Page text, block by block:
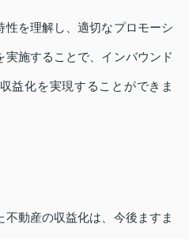
性を理解し、適切なプロモーシ
実施することで、インバウンド
益化を実現することができま
動産の収益化は、今後ますま